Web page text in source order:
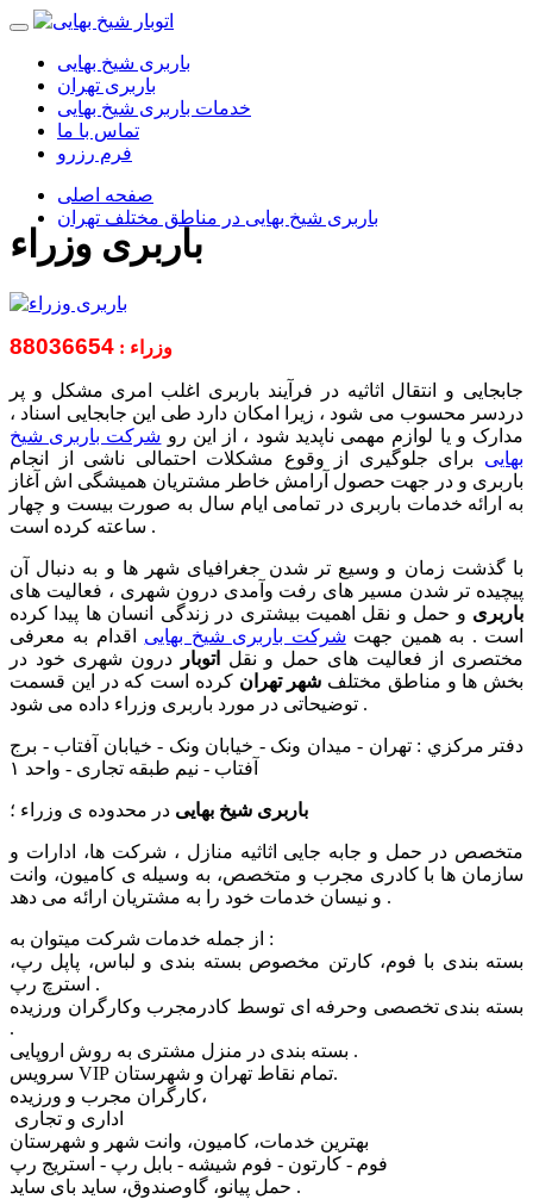
باربری شیخ بهایی
باربری تهران
خدمات باربری شیخ بهایی
تماس با ما
فرم رزرو
صفحه اصلی
باربری شیخ بهایی در مناطق مختلف تهران
باربری وزراء
وزراء : 88036654
جابجایی و انتقال اثاثیه در فرآیند باربری اغلب امری مشکل و پر
دردسر محسوب می شود ، زیرا امکان دارد طی این جابجایی اسناد ،
مدارک و یا لوازم مهمی ناپدید شود ، از این رو شرکت باربری شیخ
بهایی برای جلوگیری از وقوع مشکلات احتمالی ناشی از انجام
باربری و در جهت حصول آرامش خاطر مشتریان همیشگی اش آغاز
به ارائه خدمات باربری در تمامی ایام سال به صورت بیست و چهار
ساعته کرده است .
با گذشت زمان و وسیع تر شدن جغرافیای شهر ها و به دنبال آن
پیچیده تر شدن مسیر های رفت وآمدی درون شهری ، فعالیت های
باربری و حمل و نقل اهمیت بیشتری در زندگی انسان ها پیدا کرده
است . به همین جهت شرکت باربری شیخ بهایی اقدام به معرفی
مختصری از فعالیت های حمل و نقل اتوبار
درون شهری خود در
بخش ها و مناطق مختلف شهر تهران کرده است که در این قسمت
توضیحاتی در مورد باربری وزراء داده می شود .
دفتر مركزي : تهران - میدان ونک - خیابان ونک - خیابان آفتاب - برج
آفتاب - نیم طبقه تجاری - واحد ۱
باربری شیخ بهایی در محدوده ی وزراء ؛
متخصص در حمل و جابه جایی اثاثیه منازل ، شرکت ها، ادارات و
سازمان ها با کادری مجرب و متخصص، به وسیله ی کامیون، وانت
و نیسان خدمات خود را به مشتریان ارائه می دهد .
از جمله خدمات شرکت میتوان به :
بسته بندی با فوم، کارتن مخصوص بسته بندی و لباس، پاپل رپ،
استرچ رپ .
بسته بندی تخصصی وحرفه ای توسط کادرمجرب وکارگران ورزیده
.
بسته بندی در منزل مشتری به روش اروپایی .
سرویس VIP تمام نقاط تهران و شهرستان.
کارگران مجرب و ورزیده،
اداری و تجاری
بهترین خدمات، کامیون، وانت شهر و شهرستان
فوم - کارتون - فوم شیشه - بابل رپ - استریج رپ
حمل پیانو، گاوصندوق، ساید بای ساید .